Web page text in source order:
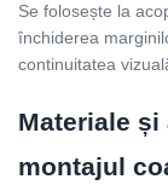
Se folosește la
închiderea
continuitatea
Materiale
montajul